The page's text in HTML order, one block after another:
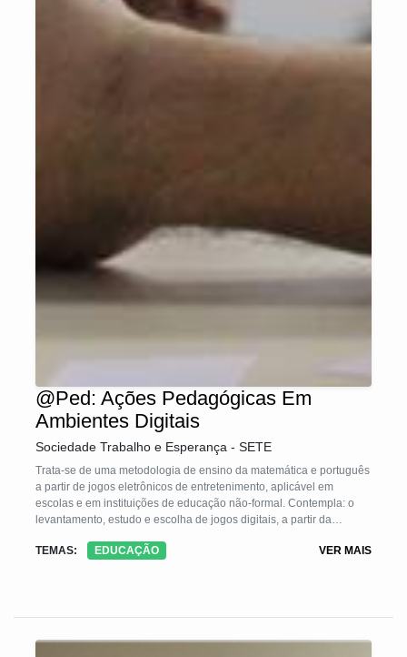
@Ped: Ações Pedagógicas Em
Ambientes Digitais
Sociedade Trabalho e Esperança - SETE
Trata-se de uma metodologia de ensino da matemática e português
a partir de jogos eletrônicos de entretenimento, aplicável em
escolas e em instituições de educação não-formal. Contempla: o
levantamento, estudo e escolha de jogos digitais, a partir da
leitura/escrita e a matemática presentes nos jogos de modo
contam com o protagonismo dos educandos, desde a escolha dos
TEMAS: EDUCAÇÃO VER MAIS